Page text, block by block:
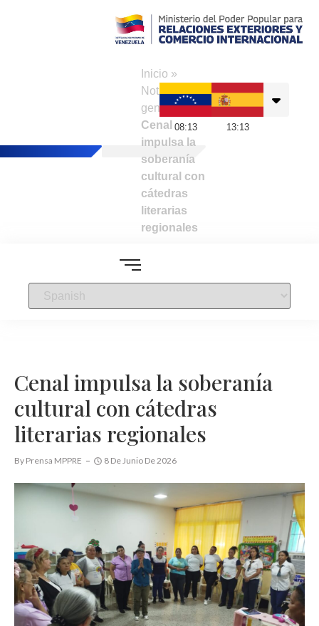
Inicio »
Noticias
generales»
Cenal
impulsa la
soberanía
cultural con
cátedras
literarias
regionales
08:13 13:13
Cenal impulsa la soberanía
cultural con cátedras
literarias regionales
By Prensa MPPRE 8 De Junio De 2026